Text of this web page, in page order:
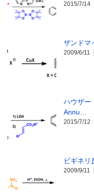
2015/7/14
ザンドマ
2009/6/11
ハウザー
Annu…
2015/7/12
ビギネリ
2009/9/11